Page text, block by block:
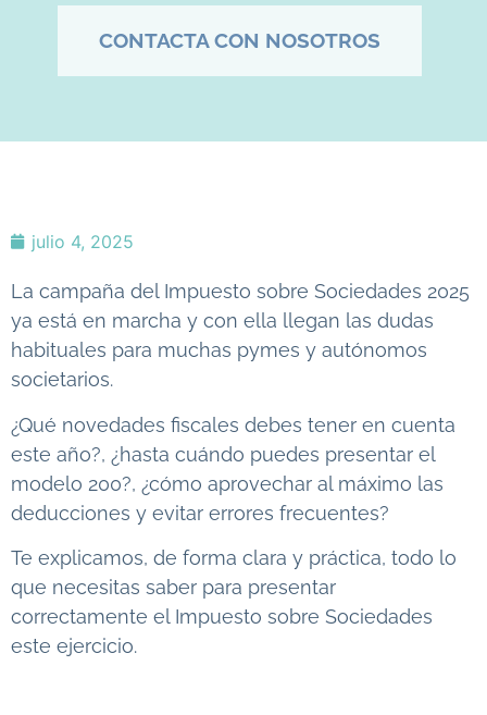
CONTACTA CON NOSOTROS
julio 4, 2025
La campaña del Impuesto sobre Sociedades 2025
ya está en marcha y con ella llegan las dudas
habituales para muchas pymes y autónomos
societarios.
¿Qué novedades fiscales debes tener en cuenta
este año?, ¿hasta cuándo puedes presentar el
modelo 200?, ¿cómo aprovechar al máximo las
deducciones y evitar errores frecuentes?
Te explicamos, de forma clara y práctica, todo lo
que necesitas saber para presentar
correctamente el Impuesto sobre Sociedades
este ejercicio.